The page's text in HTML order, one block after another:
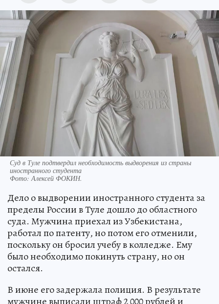
Суд в Туле подтвердил необходимость выдворения из страны
Фото: Алексей ФОКИН.
Дело о выдворении иностранного студента за
пределы России в Туле дошло до областного
суда. Мужчина приехал из Узбекистана,
работал по патенту, но потом его отменили,
поскольку он бросил учебу в колледже. Ему
было необходимо покинуть страну, но он
остался.